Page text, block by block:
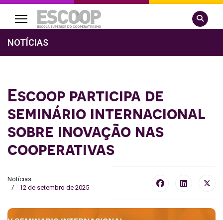
Pesquisar
NOTÍCIAS
Escoop participa de
seminário internacional
sobre inovação nas
cooperativas
Notícias
12 de setembro de 2025